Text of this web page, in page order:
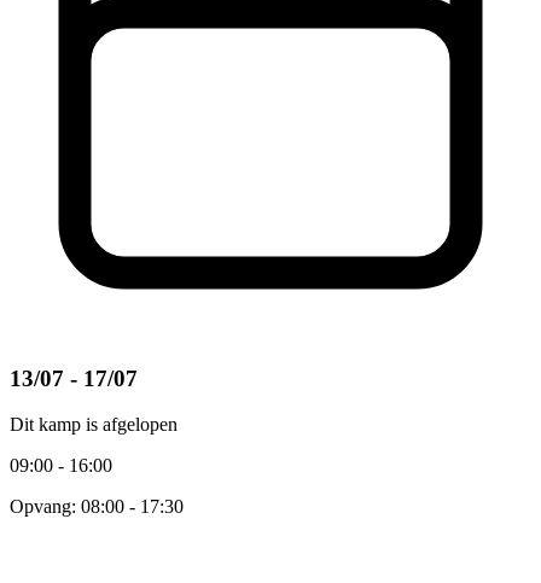
13/07 - 17/07
Dit kamp is afgelopen
09:00 - 16:00
Opvang: 08:00 - 17:30